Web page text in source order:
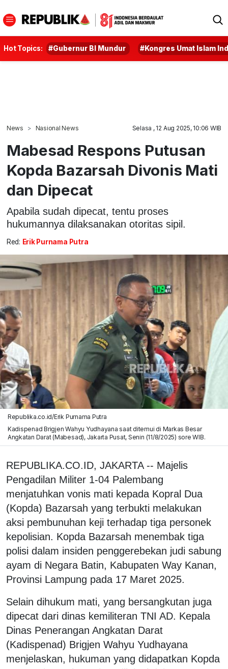
Hot Topics: #Gubernur BI Mundur #Kongres Umat Islam
News Nasional News Selasa , 12 Aug 2025, 10:06 WIB
Mabesad Respons Putusan
Kopda Bazarsah Divonis Mati
dan Dipecat
Apabila sudah dipecat, tentu proses
hukumannya dilaksanakan otoritas sipil.
Red: Erik Purnama Putra
Republika.co.id/Erik Purnama Putra
Kadispenad Brigjen Wahyu Yudhayana saat ditemui di Markas Besar
Angkatan Darat (Mabesad), Jakarta Pusat, Senin (11/8/2025) sore WIB.
REPUBLIKA.CO.ID, JAKARTA -- Majelis
Pengadilan Militer 1-04 Palembang
menjatuhkan vonis mati kepada Kopral Dua
(Kopda) Bazarsah yang terbukti melakukan
aksi pembunuhan keji terhadap tiga personek
kepolisian. Kopda Bazarsah menembak tiga
polisi dalam insiden penggerebekan judi sabung
ayam di Negara Batin, Kabupaten Way Kanan,
Provinsi Lampung pada 17 Maret 2025.
Selain dihukum mati, yang bersangkutan juga
dipecat dari dinas kemiliteran TNI AD. Kepala
Dinas Penerangan Angkatan Darat
(Kadispenad) Brigjen Wahyu Yudhayana
menjelaskan, hukuman yang didapatkan Kopda